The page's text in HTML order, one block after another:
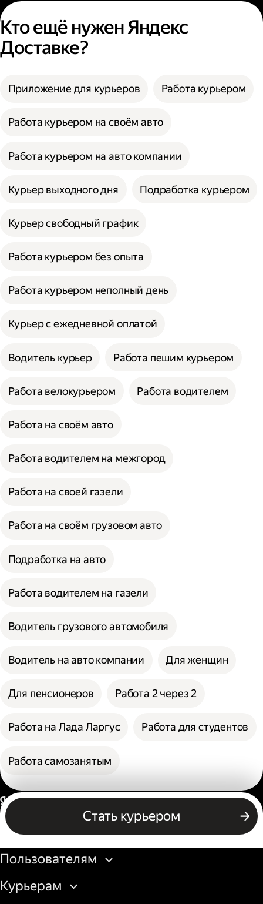
Кто ещё нужен Яндекс
Доставке?
Приложение для курьеров Работа курьером
Работа курьером на своём авто
Работа курьером на авто компании
Курьер выходного дня Подработка курьером
Курьер свободный график
Работа курьером без опыта
Работа курьером неполный день
Курьер с ежедневной оплатой
Водитель курьер Работа пешим курьером
Работа велокурьером Работа водителем
Работа на своём авто
Работа водителем на межгород
Работа на своей газели
Работа на своём грузовом авто
Подработка на авто
Работа водителем на газели
Водитель грузового автомобиля
Водитель на авто компании Для женщин
Для пенсионеров Работа 2 через 2
Работа на Лада Ларгус Работа для студентов
Работа самозанятым
Стать курьером
Россия
Бизнесу
Пользователям
Курьерам